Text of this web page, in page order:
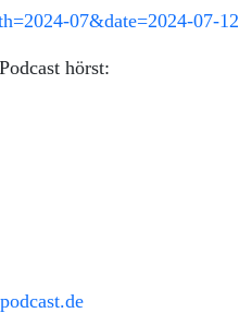
07&date=2024-07-12
hörst: